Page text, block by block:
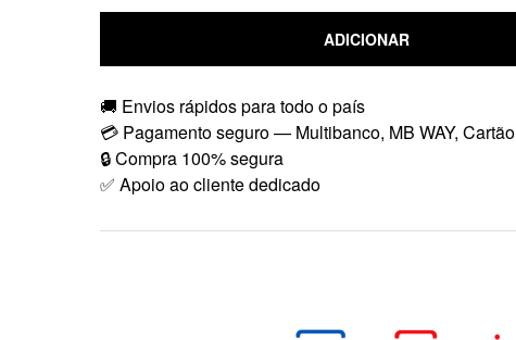
ADICIONAR
🚚 Envios rápidos para todo o país
💳 Pagamento seguro — Multibanco, MB WAY, Cartão
🔒 Compra 100% segura
✅ Apoio ao cliente dedicado